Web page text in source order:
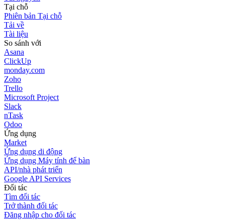
Tại chỗ
Phiên bản Tại chỗ
Tải về
Tài liệu
So sánh với
Asana
ClickUp
monday.com
Zoho
Trello
Microsoft Project
Slack
nTask
Odoo
Ứng dụng
Market
Ứng dụng di động
Ứng dụng Máy tính để bàn
API/nhà phát triển
Google API Services
Đối tác
Tìm đối tác
Trở thành đối tác
Đăng nhập cho đối tác